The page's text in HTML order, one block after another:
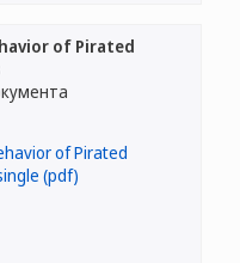
of Pirated